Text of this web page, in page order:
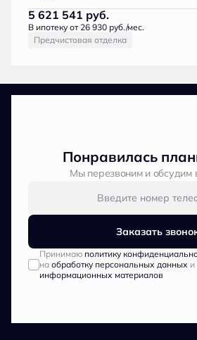
5 621 541 руб.
В ипотеку от 26 930 руб./мес.
Предчистовая отделка
Понравилась
Мы перезвоним и обсудим
Заказать
Принимаю политику
на обработку персональных данных и
информационных материалов